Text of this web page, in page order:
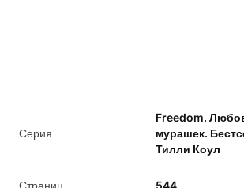
Серия
Freedom.
мурашек.
Тилли Коул
Страниц 544